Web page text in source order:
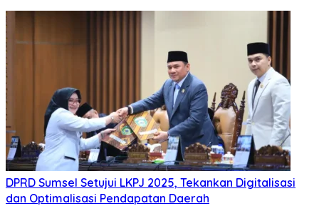
DPRD Sumsel Setujui LKPJ 2025, Tekankan Digitalisasi
dan Optimalisasi Pendapatan Daerah